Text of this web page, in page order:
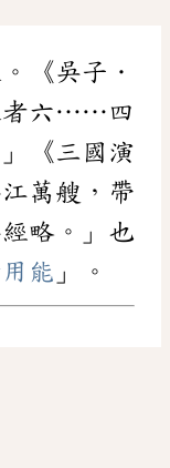
《吳子．
者六……四
」《三國演
萬艘，帶
經略。」也
能 」。